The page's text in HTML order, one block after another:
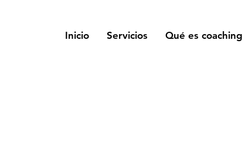
Inicio Servicios Qué es coaching